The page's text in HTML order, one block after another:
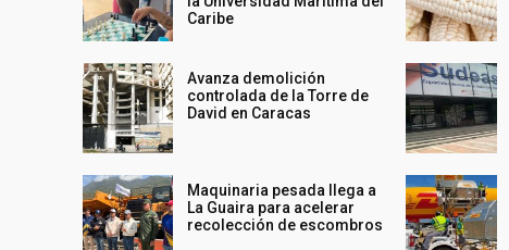
Caribe
Avanza demolición
controlada de la Torre de
David en Caracas
Maquinaria pesada llega a
La Guaira para acelerar
recolección de escombros